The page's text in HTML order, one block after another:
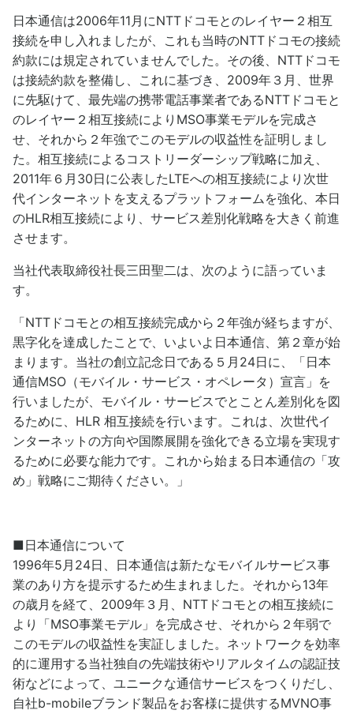
日本通信は2006年11月にNTTドコモとのレイヤー２相互
接続を申し入れましたが、これも当時のNTTドコモの接続
約款には規定されていませんでした。その後、NTTドコモ
は接続約款を整備し、これに基づき、2009年３月、世界
に先駆けて、最先端の携帯電話事業者であるNTTドコモと
のレイヤー２相互接続によりMSO事業モデルを完成さ
せ、それから２年強でこのモデルの収益性を証明しまし
た。相互接続によるコストリーダーシップ戦略に加え、
2011年６月30日に公表したLTEへの相互接続により次世
代インターネットを支えるプラットフォームを強化、本日
のHLR相互接続により、サービス差別化戦略を大きく前進
させます。
当社代表取締役社長三田聖二は、次のように語っていま
す。
「NTTドコモとの相互接続完成から２年強が経ちますが、
黒字化を達成したことで、いよいよ日本通信、第２章が始
まります。当社の創立記念日である５月24日に、「日本
通信MSO（モバイル・サービス・オペレータ）宣言」を
行いましたが、モバイル・サービスでとことん差別化を図
るために、HLR 相互接続を行います。これは、次世代イ
ンターネットの方向や国際展開を強化できる立場を実現す
るために必要な能力です。これから始まる日本通信の「攻
め」戦略にご期待ください。」
■日本通信について
1996年5月24日、日本通信は新たなモバイルサービス事
業のあり方を提示するため生まれました。それから13年
の歳月を経て、2009年３月、NTTドコモとの相互接続に
より「MSO事業モデル」を完成させ、それから２年弱で
このモデルの収益性を実証しました。ネットワークを効率
的に運用する当社独自の先端技術やリアルタイムの認証技
術などによって、ユニークな通信サービスをつくりだし、
自社b-mobileブランド製品をお客様に提供するMVNO事